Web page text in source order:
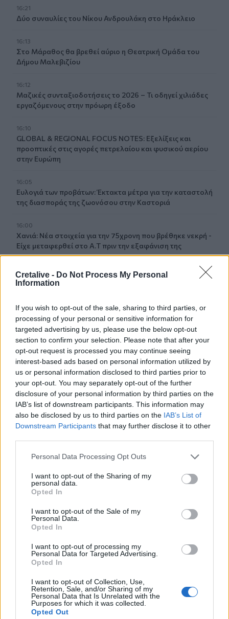
Cretalive - Do Not Process My Personal
Information
If you wish to opt-out of the sale, sharing to third parties, or
processing of your personal or sensitive information for
targeted advertising by us, please use the below opt-out
section to confirm your selection. Please note that after your
opt-out request is processed you may continue seeing
interest-based ads based on personal information utilized by
us or personal information disclosed to third parties prior to
your opt-out. You may separately opt-out of the further
disclosure of your personal information by third parties on the
IAB’s list of downstream participants. This information may
also be disclosed by us to third parties on the IAB’s List of
Downstream Participants that may further disclose it to other
Personal Data Processing Opt Outs
I want to opt-out of the Sharing of my
personal data.
Opted In
I want to opt-out of the Sale of my
Personal Data.
Opted In
I want to opt-out of processing my
Personal Data for Targeted Advertising.
Opted In
I want to opt-out of Collection, Use,
Retention, Sale, and/or Sharing of my
Personal Data that Is Unrelated with the
Purposes for which it was collected.
Opted Out
16:21
Δύο συναυλίες του Νίκου Ανδρουλάκη στο Ηράκλειο
16:13
Στο Μάραθος θα βρεθεί αύριο η Θεατρική Ομάδα του
Δήμου Μαλεβιζίου
16:12
Μαζικές συνταξιοδοτήσεις το 2026 – Τι οδηγεί χιλιάδες
εργαζόμενους στην πρόωρη έξοδο
16:10
GLOBAL & REGIONAL FOCUS NOTES: Εξελίξεις και
προοπτικές στις αγορές πετρελαίου και φυσικού αερίου
στην Ευρώπη
16:05
Ευλογιά των προβάτων: Έκτακτα μέτρα για την καταστολή
της διασποράς της ζωονόσου στην Καστοριά
16:00
Χανιά: Νέα στοιχεία για την 75χρονη που βρέθηκε νεκρή -
Είχε μεταφερθεί στο Α.Τ πριν την εξαφάνιση της
Σούπερ Καπ: Ελεύθερη η πώληση των εισιτηρίων για τον
15:54
Super Cup: Ο Παπαπέτρου «σφυρίζει» το ΑΕΚ - ΟΦΗ
Χανιά: Δίκτυο 62 κοινόχρηστων κρηνών προσφέρει
δωρεάν πόσιμο νερό σε δημόσιους χώρους
15:49
Φεστιβάλ Κρήτης: Η μουσική παράσταση «Η Εποχή του
Ονείρου» σε Οροπέδιο Λασιθίου και Αρχάνες
Παπασταύρου: Σχεδόν ανέπαφο διασώθηκε το
φοινικόδασος της Πρέβελης από τη μεγάλη πυρκαγιά
Χρηματοδότηση-ανάσα για τον παραλιακό δρόμο του
Αγίου Βασιλείου μετά τις πυρκαγιές
ΣΧΕΤΙΚA AΡΘΡΑ